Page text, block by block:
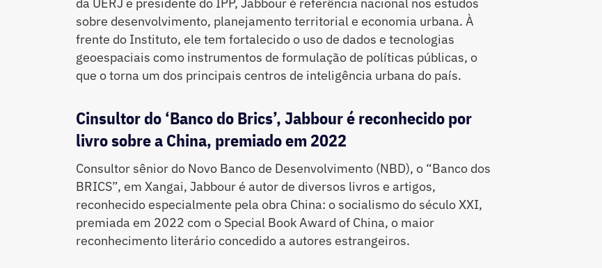
da UERJ e presidente do IPP, Jabbour é referência nacional nos estudos
sobre desenvolvimento, planejamento territorial e economia urbana. À
frente do Instituto, ele tem fortalecido o uso de dados e tecnologias
geoespaciais como instrumentos de formulação de políticas públicas, o
que o torna um dos principais centros de inteligência urbana do país.
Cinsultor do ‘Banco do Brics’, Jabbour é reconhecido por
livro sobre a China, premiado em 2022
Consultor sênior do Novo Banco de Desenvolvimento (NBD), o “Banco dos
BRICS”, em Xangai, Jabbour é autor de diversos livros e artigos,
reconhecido especialmente pela obra China: o socialismo do século XXI,
premiada em 2022 com o Special Book Award of China, o maior
reconhecimento literário concedido a autores estrangeiros.